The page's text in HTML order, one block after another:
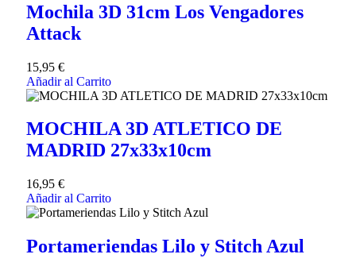
Mochila 3D 31cm Los Vengadores
Attack
15,95 €
Añadir al Carrito
MOCHILA 3D ATLETICO DE
MADRID 27x33x10cm
16,95 €
Añadir al Carrito
Portameriendas Lilo y Stitch Azul